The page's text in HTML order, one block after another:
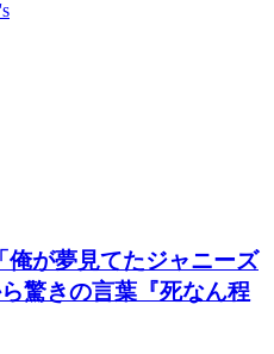
が夢見てたジャニーズ
驚きの言葉『死なん程